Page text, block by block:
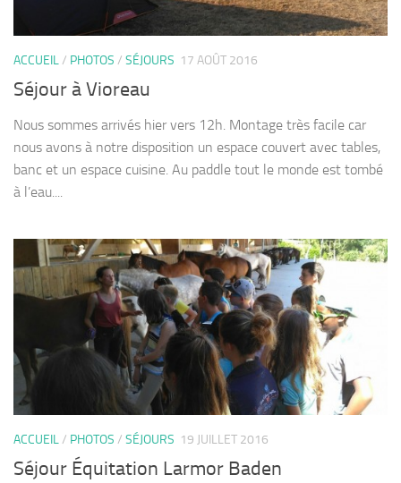
ACCUEIL/ PHOTOS / SÉJOURS 17 AOÛT 2016
Séjour à Vioreau
Nous sommes arrivés hier vers 12h. Montage très facile car
nous avons à notre disposition un espace couvert avec tables,
banc et un espace cuisine. Au paddle tout le monde est tombé
à l’eau....
ACCUEIL/ PHOTOS / SÉJOURS 19 JUILLET 2016
Séjour Équitation Larmor Baden